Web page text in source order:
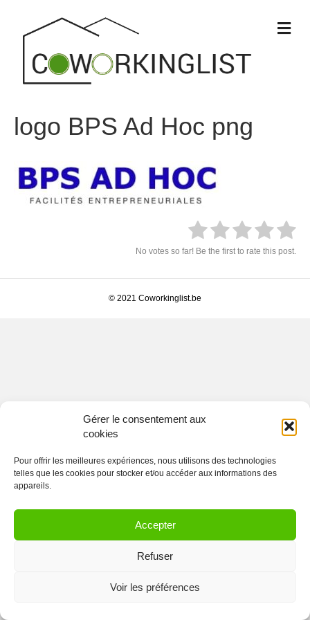
Gérer le consentement aux
cookies
Pour offrir les meilleures expériences, nous utilisons des technologies
telles que les cookies pour stocker et/ou accéder aux informations des
appareils.
Accepter
Refuser
Voir les préférences
M
e
logo BPS Ad Hoc png
No votes so far! Be the first to rate this post.
© 2021 Coworkinglist.be